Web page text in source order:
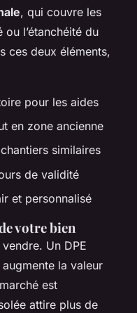
, qui couvre les
l’étanchéité du
ces deux éléments,
pour les aides
en zone ancienne
similaires
de validité
et personnalisé
votre bien
Un DPE
la valeur
est
attire plus de